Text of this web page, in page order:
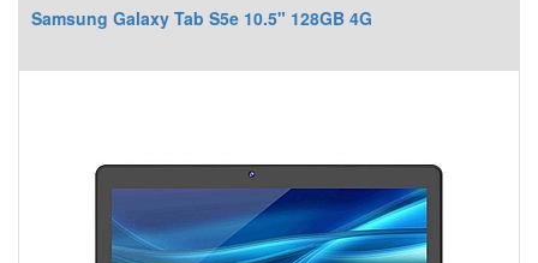
Samsung Galaxy Tab S5e 10.5" 128GB 4G